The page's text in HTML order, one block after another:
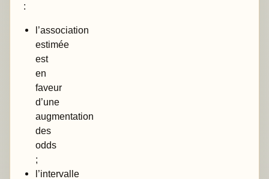
:
l’association
estimée
est
en
faveur
d’une
augmentation
des
odds
;
l’intervalle